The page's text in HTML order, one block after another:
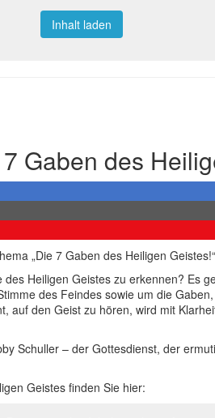
Inhalt laden
Gaben des
„Die 7 Gaben des Heiligen
Heiligen Geistes zu erkennen? Es
des Feindes sowie um die
auf den Geist zu hören, wird mit
Schuller – der Gottesdienst, der
Geistes finden Sie hier: